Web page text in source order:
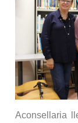
Aconsellaria